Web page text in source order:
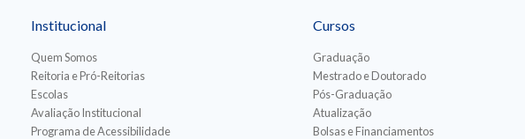
Institucional
Quem Somos
Reitoria e Pró-Reitorias
Escolas
Avaliação Institucional
Programa de Acessibilidade
Cursos
Graduação
Mestrado e Doutorado
Pós-Graduação
Atualização
Bolsas e Financiamentos